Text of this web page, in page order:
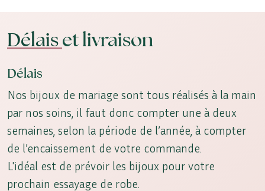
Délaiset livraison
Délais
Nos bijoux de mariage sont tous réalisés à la main
par nos soins, il faut donc compter une à deux
semaines, selon la période de l’année, à compter
de l’encaissement de votre commande.
L'idéal est de prévoir les bijoux pour votre
prochain essayage de robe.